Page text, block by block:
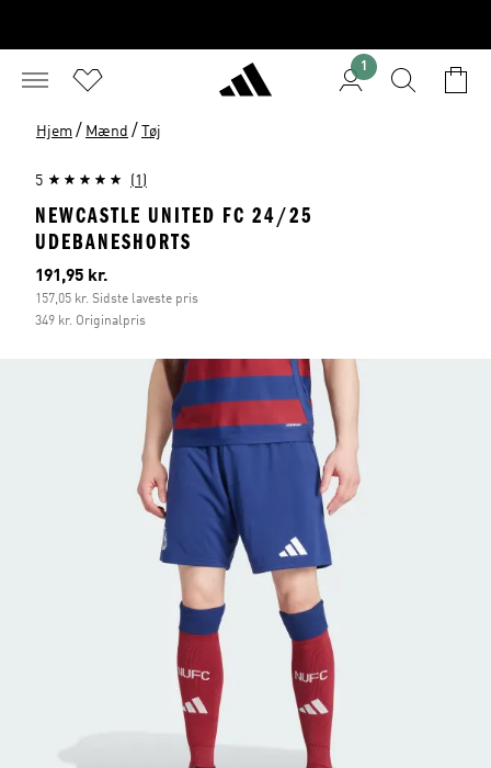
1
Hjem / Mænd / Tøj
5 (1)
NEWCASTLE UNITED FC 24/25
UDEBANESHORTS
Nuværende pris
191,95 kr.
157,05 kr. Sidste laveste pris
349 kr. Originalpris